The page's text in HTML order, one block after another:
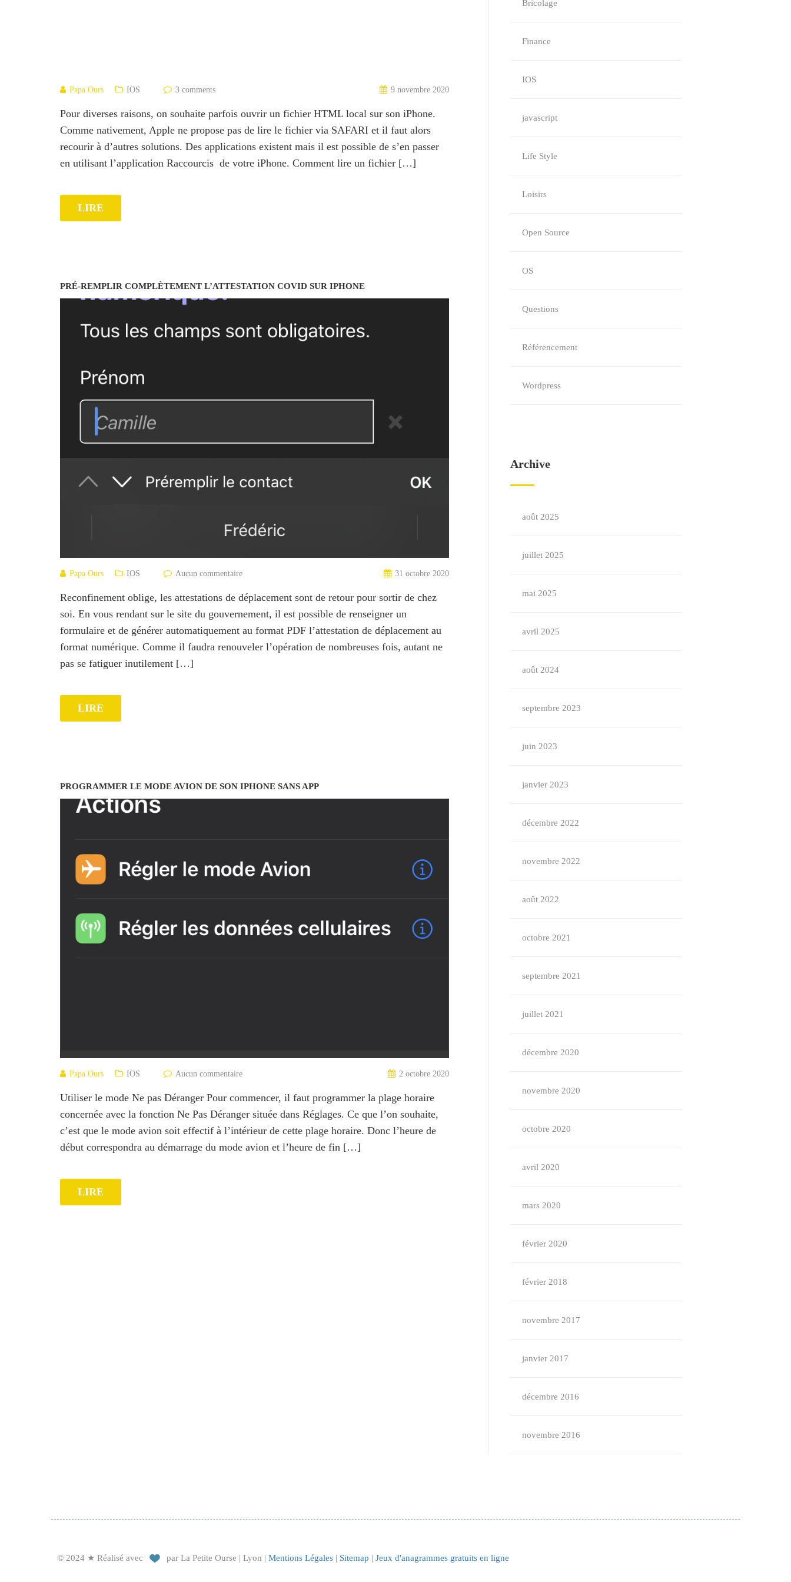
Papa Ours 9 novembre 2020
IOS 3 comments
Pour diverses raisons, on souhaite parfois ouvrir un fichier HTML local sur son iPhone.
Comme nativement, Apple ne propose pas de lire le fichier via SAFARI et il faut alors
recourir à d’autres solutions. Des applications existent mais il est possible de s’en passer
en utilisant l’application Raccourcis de votre iPhone. Comment lire un fichier […]
LIRE
PRÉ-REMPLIR COMPLÈTEMENT L’ATTESTATION COVID SUR IPHONE
Papa Ours 31 octobre 2020
IOS Aucun commentaire
Reconfinement oblige, les attestations de déplacement sont de retour pour sortir de chez
soi. En vous rendant sur le site du gouvernement, il est possible de renseigner un
formulaire et de générer automatiquement au format PDF l’attestation de déplacement au
format numérique. Comme il faudra renouveler l’opération de nombreuses fois, autant ne
pas se fatiguer inutilement […]
LIRE
PROGRAMMER LE MODE AVION DE SON IPHONE SANS APP
Papa Ours 2 octobre 2020
IOS Aucun commentaire
Utiliser le mode Ne pas Déranger Pour commencer, il faut programmer la plage horaire
concernée avec la fonction Ne Pas Déranger située dans Réglages. Ce que l’on souhaite,
c’est que le mode avion soit effectif à l’intérieur de cette plage horaire. Donc l’heure de
début correspondra au démarrage du mode avion et l’heure de fin […]
LIRE
Bricolage
Finance
IOS
javascript
Life Style
Loisirs
Open Source
OS
Questions
Référencement
Wordpress
Archive
août 2025
juillet 2025
mai 2025
avril 2025
août 2024
septembre 2023
juin 2023
janvier 2023
décembre 2022
novembre 2022
août 2022
octobre 2021
septembre 2021
juillet 2021
décembre 2020
novembre 2020
octobre 2020
avril 2020
mars 2020
février 2020
février 2018
novembre 2017
janvier 2017
décembre 2016
novembre 2016
© 2024 ★ Réalisé avec par La Petite Ourse | Lyon |Mentions Légales | Sitemap |Jeux d'anagrammes gratuits en ligne